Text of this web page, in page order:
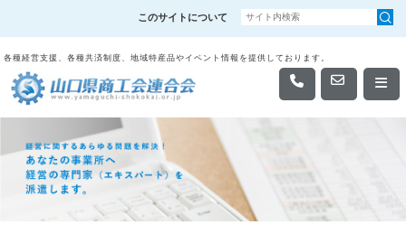
このサイトについて
各種経営支援、各種共済制度、地域特産品やイベント情報を提供しております。